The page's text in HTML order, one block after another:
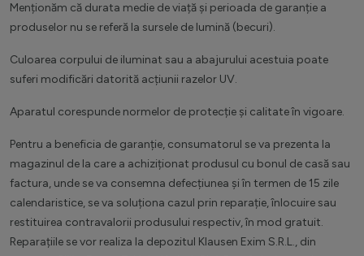
Menționăm că durata medie de viață și perioada de garanție a
produselor nu se referă la sursele de lumină (becuri).
Culoarea corpului de iluminat sau a abajurului acestuia poate
suferi modificări datorită acțiunii razelor UV.
Aparatul corespunde normelor de protecție și calitate în vigoare.
Pentru a beneficia de garanție, consumatorul se va prezenta la
magazinul de la care a achiziționat produsul cu bonul de casă sau
factura, unde se va consemna defecțiunea și în termen de 15 zile
calendaristice, se va soluționa cazul prin reparație, înlocuire sau
restituirea contravalorii produsului respectiv, în mod gratuit.
Reparațiile se vor realiza la depozitul Klausen Exim S.R.L., din